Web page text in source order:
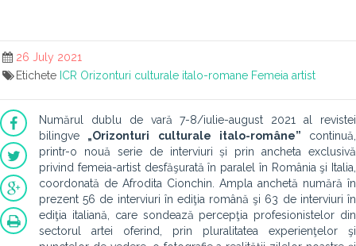
26 July 2021
Etichete ICR Orizonturi culturale italo-romane Femeia artist
Numărul dublu de vară 7-8/iulie-august 2021 al revistei
bilingve „Orizonturi culturale italo-române” continuă,
printr-o nouă serie de interviuri și
prin ancheta exclusivă
privind femeia-artist desfăşurată în paralel în România şi Italia,
coordonată de Afrodita Cionchin. Ampla anchetă numără în
prezent 56 de interviuri în ediţia română şi 63 de interviuri în
ediţia italiană, care sondează percepţia profesionistelor din
sectorul artei oferind, prin pluralitatea experienţelor şi